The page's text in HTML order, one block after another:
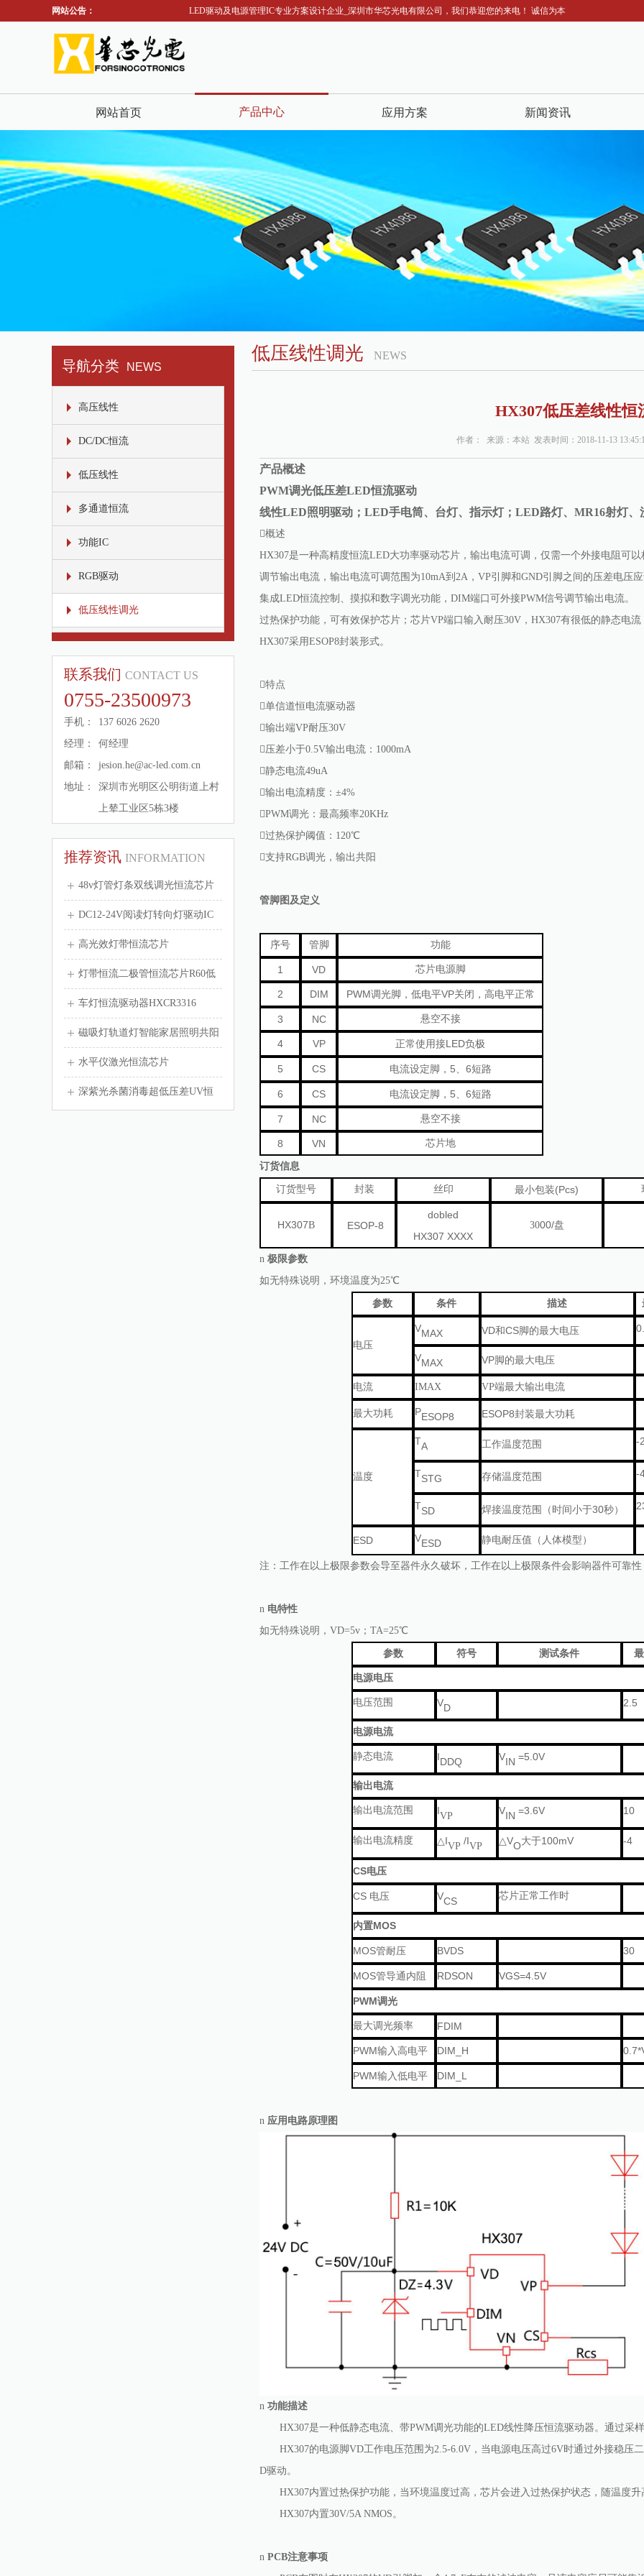
网站公告： LED驱动及电源管理IC专业方案设计企业_深圳市华芯光电有限公司，我们恭迎您的来电！ 诚信为本：市场在变，诚信永远不
网站首页 产品中心 应用方案 新闻资讯
导航分类 NEWS
高压线性
DC/DC恒流
低压线性
多通道恒流
功能IC
RGB驱动
低压线性调光
联系我们 CONTACT US
0755-23500973
手机：
137 6026 2620
经理：
何经理
邮箱：
jesion.he@ac-led.com.cn
地址：
深圳市光明区公明街道上村
上辇工业区5栋3楼
推荐资讯 INFORMATION
48v灯管灯条双线调光恒流芯片
HXCR2...
DC12-24V阅读灯转向灯驱动IC
高光效灯带恒流芯片
灯带恒流二极管恒流芯片R60低
于1毛钱
车灯恒流驱动器HXCR3316
磁吸灯轨道灯智能家居照明共阳
极调光无频闪...
水平仪激光恒流芯片
深紫光杀菌消毒超低压差UV恒
低压线性调光 NEWS
HX307低压差线性恒
作者： 来源：本站 发表时间：2018-11-13
产品概述
PWM调光低压差LED恒流驱动
线性LED照明驱动；LED手电筒、台灯、指示灯；LED路灯、MR16射灯、
概述
HX307是一种高精度恒流LED大功率驱动芯片，输出电流可调，仅需一个外接电阻可
调节输出电流，输出电流可调范围为10mA到2A，VP引脚和GND引脚之间的压差电压
集成LED恒流控制、摸拟和数字调光功能，DIM端口可外接PWM信号调节输出电流。
过热保护功能，可有效保护芯片；芯片VP端口输入耐压30V，HX307有很低的静态电流
HX307采用ESOP8封装形式。
特点
单信道恒电流驱动器
输出端VP耐压30V
压差小于0.5V输出电流：1000mA
静态电流49uA
输出电流精度：±4%
PWM调光：最高频率20KHz
过热保护阈值：120℃
支持RGB调光，输出共阳
管脚图及定义
序号 管脚 功能
1 VD 芯片电源脚
2 DIM PWM调光脚，低电平VP关闭，高电平正常
3 NC 悬空不接
4 VP 正常使用接LED负极
5 CS 电流设定脚， 5、 6短路
6 CS 电流设定脚， 5、 6短路
7 NC 悬空不接
8 VN 芯片地
订货信息
订货型号 封装 丝印 最小包装(Pcs)
HX307B ESOP-8
dobled
HX307 XXXX
3000/盘
n 极限参数
如无特殊说明，环境温度为25℃
参数 条件 描述
电压
VMAX VD和CS脚的最大电压
VMAX VP脚的最大电压
电流 IMAX VP端最大输出电流
最大功耗 PESOP8 ESOP8封装最大功耗
温度
TA 工作温度范围 -
TSTG 存储温度范围 -
TSD 焊接温度范围（时间小于30秒）
ESD VESD 静电耐压值（人体模型）
注：工作在以上极限参数会导至器件永久破坏，工作在以上极限条件会影响器件可靠性
n 电特性
如无特殊说明，VD=5v；TA=25℃
参数 符号 测试条件
电源电压
电压范围 VD 2.5
电源电流
静态电流 IDDQ VIN =5.0V
输出电流
输出电流范围 IVP VIN =3.6V 10
输出电流精度 △IVP /IVP △VO大于100mV -4
CS电压
CS 电压 VCS 芯片正常工作时
内置MOS
MOS管耐压 BVDS 30
MOS管导通内阻 RDSON VGS=4.5V
PWM调光
最大调光频率 FDIM
PWM输入高电平 DIM_H
PWM输入低电平 DIM_L
n 应用电路原理图
n 功能描述
HX307是一种低静态电流、带PWM调光功能的LED线性降压恒流驱动器。通过采
HX307的电源脚VD工作电压范围为2.5-6.0V，当电源电压高过6V时通过外接稳压
D驱动。
HX307内置过热保护功能，当环境温度过高，芯片会进入过热保护状态，随温度
HX307内置30V/5A NMOS。
n PCB注意事项